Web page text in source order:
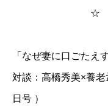
☆
「なぜ妻に口ごたえ
対談：高橋秀美×養老
日号 ）